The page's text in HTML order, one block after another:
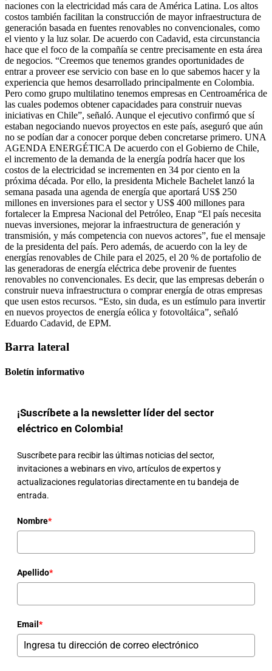
naciones con la electricidad más cara de América Latina. Los altos
costos también facilitan la construcción de mayor infraestructura de
generación basada en fuentes renovables no convencionales, como
el viento y la luz solar. De acuerdo con Cadavid, esta circunstancia
hace que el foco de la compañía se centre precisamente en esta área
de negocios. “Creemos que tenemos grandes oportunidades de
entrar a proveer ese servicio con base en lo que sabemos hacer y la
experiencia que hemos desarrollado principalmente en Colombia.
Pero como grupo multilatino tenemos empresas en Centroamérica de
las cuales podemos obtener capacidades para construir nuevas
iniciativas en Chile”, señaló. Aunque el ejecutivo confirmó que sí
estaban negociando nuevos proyectos en este país, aseguró que aún
no se podían dar a conocer porque deben concretarse primero. UNA
AGENDA ENERGÉTICA De acuerdo con el Gobierno de Chile,
el incremento de la demanda de la energía podría hacer que los
costos de la electricidad se incrementen en 34 por ciento en la
próxima década. Por ello, la presidenta Michele Bachelet lanzó la
semana pasada una agenda de energía que aportará US$ 250
millones en inversiones para el sector y US$ 400 millones para
fortalecer la Empresa Nacional del Petróleo, Enap “El país necesita
nuevas inversiones, mejorar la infraestructura de generación y
transmisión, y más competencia con nuevos actores”, fue el mensaje
de la presidenta del país. Pero además, de acuerdo con la ley de
energías renovables de Chile para el 2025, el 20 % de portafolio de
las generadoras de energía eléctrica debe provenir de fuentes
renovables no convencionales. Es decir, que las empresas deberán o
construir nueva infraestructura o comprar energía de otras empresas
que usen estos recursos. “Esto, sin duda, es un estímulo para invertir
en nuevos proyectos de energía eólica y fotovoltáica”, señaló
Eduardo Cadavid, de EPM.
Barra lateral
Boletín informativo
¡Suscríbete a la newsletter líder del sector
eléctrico en Colombia!
Suscríbete para recibir las últimas noticias del sector,
invitaciones a webinars en vivo, artículos de expertos y
actualizaciones regulatorias directamente en tu bandeja de
entrada.
Nombre*
Apellido*
Email *